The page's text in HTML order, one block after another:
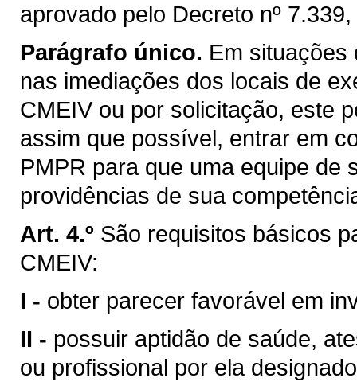
aprovado pelo Decreto nº
Parágrafo único. Em situações
nas imediações dos locais de
CMEIV ou por solicitação, este
assim que possível, entrar em
PMPR para que uma equipe de
providências de sua
Art. 4.º São requisitos básicos
CMEIV:
I - obter parecer favorável em
II - possuir aptidão de saúde,
ou profissional por ela